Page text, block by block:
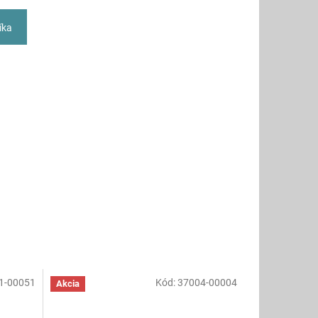
00051 Akcia Kód:37004-00004